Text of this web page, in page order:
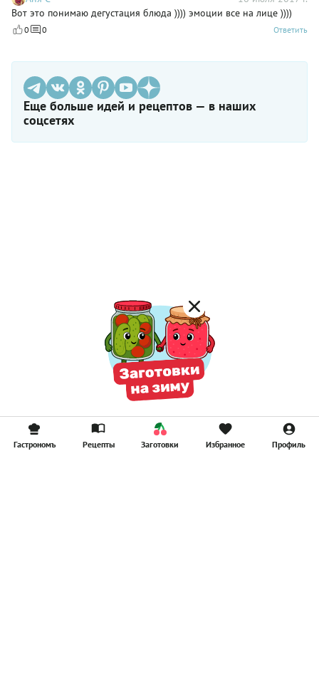
Вот это понимаю дегустация блюда )))) эмоции все на лице ))))
0 0 Ответить
Еще больше идей и рецептов — в наших
соцсетях
Гастрономъ Рецепты Заготовки Избранное Профиль